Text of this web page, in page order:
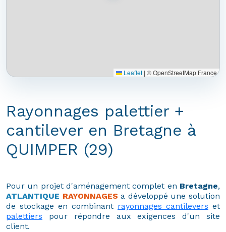
Leaflet | © OpenStreetMap France
Rayonnages palettier +
cantilever en Bretagne à
QUIMPER (29)
Pour un projet d'aménagement complet en Bretagne,
ATLANTIQUE RAYONNAGES a développé une solution
de stockage en combinant rayonnages cantilevers et
palettiers pour répondre aux exigences d'un site
client.